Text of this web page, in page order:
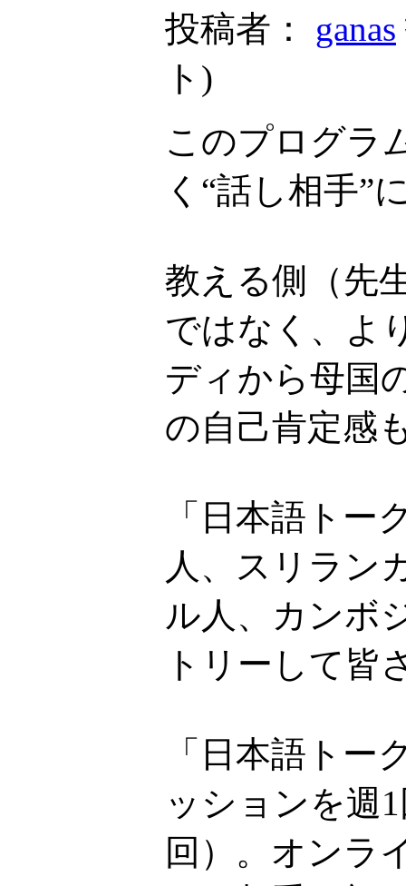
投稿者： ganas
ト )
このプログラ
く“話し相手”
教える側（先
ではなく、よ
ディから母国
の自己肯定感
「日本語ト
人、スリラン
ル人、カンボ
トリーして皆
「日本語トー
ッションを週
回）。オンラ